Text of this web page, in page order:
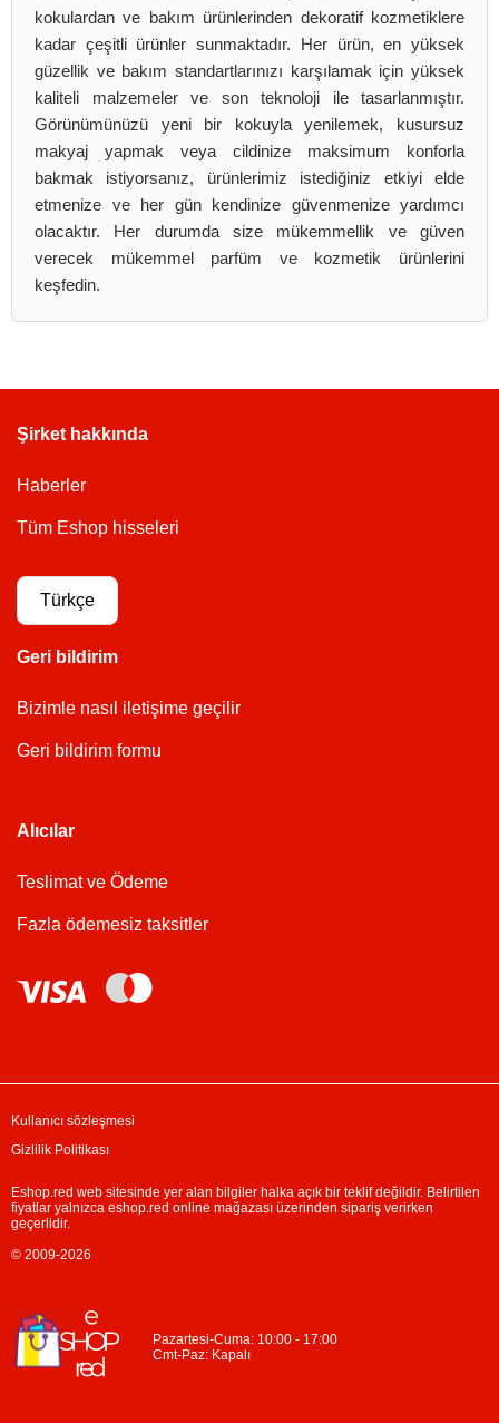
kokulardan ve bakım ürünlerinden dekoratif kozmetiklere
kadar çeşitli ürünler sunmaktadır. Her ürün, en yüksek
güzellik ve bakım standartlarınızı karşılamak için yüksek
kaliteli malzemeler ve son teknoloji ile tasarlanmıştır.
Görünümünüzü yeni bir kokuyla yenilemek, kusursuz
makyaj yapmak veya cildinize maksimum konforla
bakmak istiyorsanız, ürünlerimiz istediğiniz etkiyi elde
etmenize ve her gün kendinize güvenmenize yardımcı
olacaktır. Her durumda size mükemmellik ve güven
verecek mükemmel parfüm ve kozmetik ürünlerini
keşfedin.
Şirket hakkında
Haberler
Tüm Eshop hisseleri
Türkçe
Geri bildirim
Bizimle nasıl iletişime geçilir
Geri bildirim formu
Alıcılar
Teslimat ve Ödeme
Fazla ödemesiz taksitler
Pazartesi-Cuma: 10:00 - 17:00
Cmt-Paz: Kapalı
Kullanıcı sözleşmesi
Gizlilik Politikası
Eshop.red web sitesinde yer alan bilgiler halka açık bir teklif değildir. Belirtilen
fiyatlar yalnızca eshop.red online mağazası üzerinden sipariş verirken
geçerlidir.
© 2009-2026